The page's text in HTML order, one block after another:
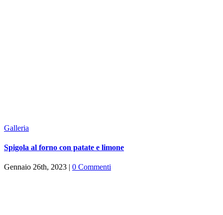
Galleria
Spigola al forno con patate e limone
Gennaio 26th, 2023 | 0 Commenti